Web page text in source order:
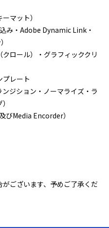
マット）
み・Adobe Dynamic Link・
ロール）・グラフィッククリ
プレート
ジション・ノーマライズ・ラ
びMedia Encorder）
ございます、予めご了承くだ